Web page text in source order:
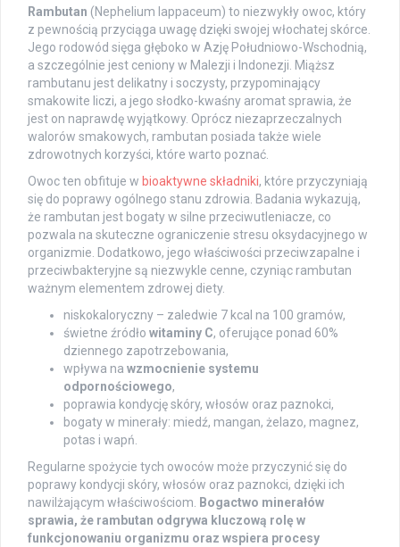
Rambutan (Nephelium lappaceum) to niezwykły owoc, który
z pewnością przyciąga uwagę dzięki swojej włochatej skórce.
Jego rodowód sięga głęboko w Azję Południowo-Wschodnią,
a szczególnie jest ceniony w Malezji i Indonezji. Miąższ
rambutanu jest delikatny i soczysty, przypominający
smakowite liczi, a jego słodko-kwaśny aromat sprawia, że
jest on naprawdę wyjątkowy. Oprócz niezaprzeczalnych
walorów smakowych, rambutan posiada także wiele
zdrowotnych korzyści, które warto poznać.
Owoc ten obfituje w bioaktywne składniki, które przyczyniają
się do poprawy ogólnego stanu zdrowia. Badania wykazują,
że rambutan jest bogaty w silne przeciwutleniacze, co
pozwala na skuteczne ograniczenie stresu oksydacyjnego w
organizmie. Dodatkowo, jego właściwości przeciwzapalne i
przeciwbakteryjne są niezwykle cenne, czyniąc rambutan
ważnym elementem zdrowej diety.
niskokaloryczny – zaledwie 7 kcal na 100 gramów,
świetne źródło witaminy C, oferujące ponad 60%
dziennego zapotrzebowania,
wpływa na wzmocnienie systemu
odpornościowego,
poprawia kondycję skóry, włosów oraz paznokci,
bogaty w minerały: miedź, mangan, żelazo, magnez,
potas i wapń.
Regularne spożycie tych owoców może przyczynić się do
poprawy kondycji skóry, włosów oraz paznokci, dzięki ich
nawilżającym właściwościom.
Bogactwo minerałów
sprawia, że rambutan odgrywa kluczową rolę w
funkcjonowaniu organizmu oraz wspiera procesy